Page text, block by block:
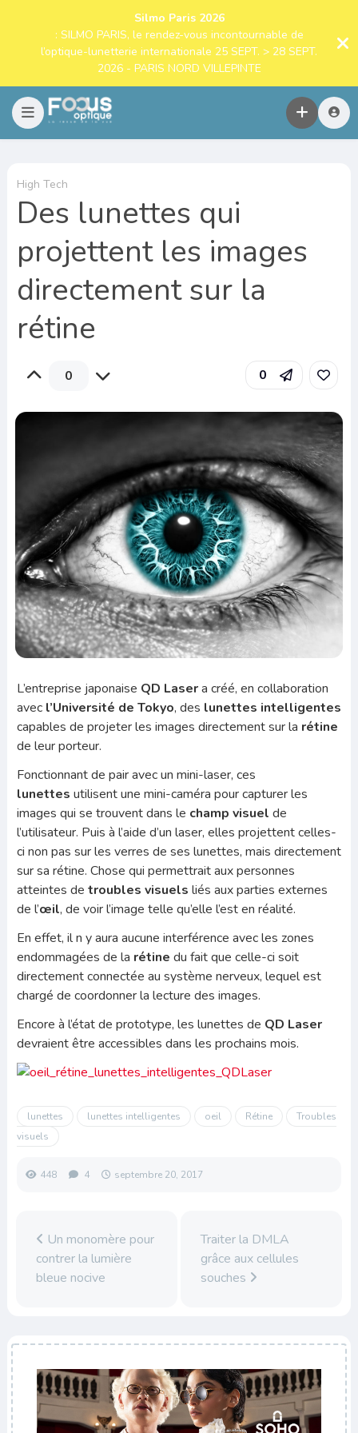
Silmo Paris 2026
: SILMO PARIS, le rendez-vous incontournable de
l’optique-lunetterie internationale 25 SEPT. > 28 SEPT.
2026 - PARIS NORD VILLEPINTE
High Tech
Des lunettes qui
projettent les images
directement sur la
rétine
0 0
L’entreprise japonaise QD Lasera créé, en collaboration
avec l’Université de Tokyo, des lunettes intelligentes
capables de projeter les images directement sur la rétine
de leur porteur.
Fonctionnant de pair avec un mini-laser, ces
lunettes utilisent une mini-caméra pour capturer les
images qui se trouvent dans le champ visuel de
l’utilisateur. Puis à l’aide d’un laser, elles projettent celles-
ci non pas sur les verres de ses lunettes, mais directement
sur sa rétine. Chose qui permettrait aux personnes
atteintes de troubles visuels liés aux parties externes
de l’œil, de voir l’image telle qu’elle l’est en réalité.
En effet, il n y aura aucune interférence avec les zones
endommagées de la rétine du fait que celle-ci soit
directement connectée au système nerveux, lequel est
chargé de coordonner la lecture des images.
Encore à l’état de prototype, les lunettes de QD Laser
devraient être accessibles dans les prochains mois.
lunettes lunettes intelligentes oeil Rétine
Troubles
visuels
448 4 septembre 20, 2017
Un monomère pour
contrer la lumière
bleue nocive
Traiter la DMLA
grâce aux cellules
souches